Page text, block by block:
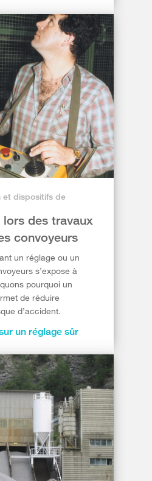
et dispositifs de
des travaux
convoyeurs
un réglage ou un
s’expose à
pourquoi un
de réduire
d’accident.
un réglage sûr